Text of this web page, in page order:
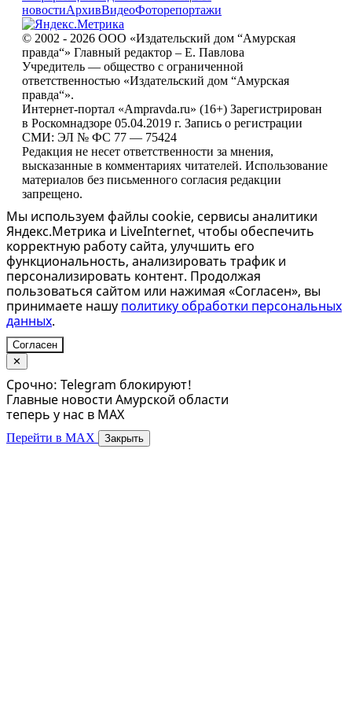
новостиАрхивВидеоФоторепортажи
© 2002 - 2026 ООО «Издательский дом “Амурская
правда“» Главный редактор – Е. Павлова
Учредитель — общество с ограниченной
ответственностью «Издательский дом “Амурская
правда“».
Интернет-портал «Ampravda.ru» (16+) Зарегистрирован
в Роскомнадзоре 05.04.2019 г. Запись о регистрации
СМИ: ЭЛ № ФС 77 — 75424
Редакция не несет ответственности за мнения,
высказанные в комментариях читателей. Использование
материалов без письменного согласия редакции
запрещено.
Мы используем файлы cookie, сервисы аналитики
Яндекс.Метрика и LiveInternet, чтобы обеспечить
корректную работу сайта, улучшить его
функциональность, анализировать трафик и
персонализировать контент. Продолжая
пользоваться сайтом или нажимая «Согласен», вы
принимаете нашу политику обработки персональных
данных.
Согласен
✕
Срочно: Telegram блокируют!
Главные новости Амурской области
теперь у нас в MAX
Перейти в MAX Закрыть